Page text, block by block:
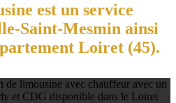
est un service
Saint-Mesmin ainsi
Loiret (45).
limousine avec chauffeur avec un
et CDG disponible dans le Loiret